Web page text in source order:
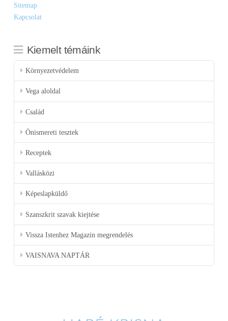
Sitemap
Kapcsolat
Kiemelt témáink
Környezetvédelem
Vega aloldal
Család
Önismereti tesztek
Receptek
Vallásközi
Képeslapküldő
Szanszkrit szavak kiejtése
Vissza Istenhez Magazin megrendelés
VAISNAVA NAPTÁR